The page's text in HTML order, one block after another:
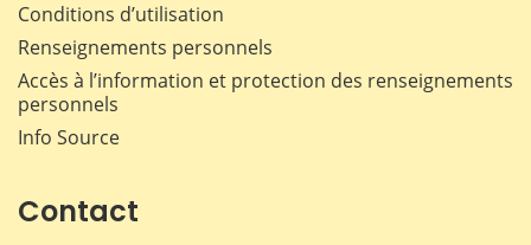
Conditions d’utilisation
Renseignements personnels
Accès à l’information et protection des renseignements
personnels
Info Source
Contact